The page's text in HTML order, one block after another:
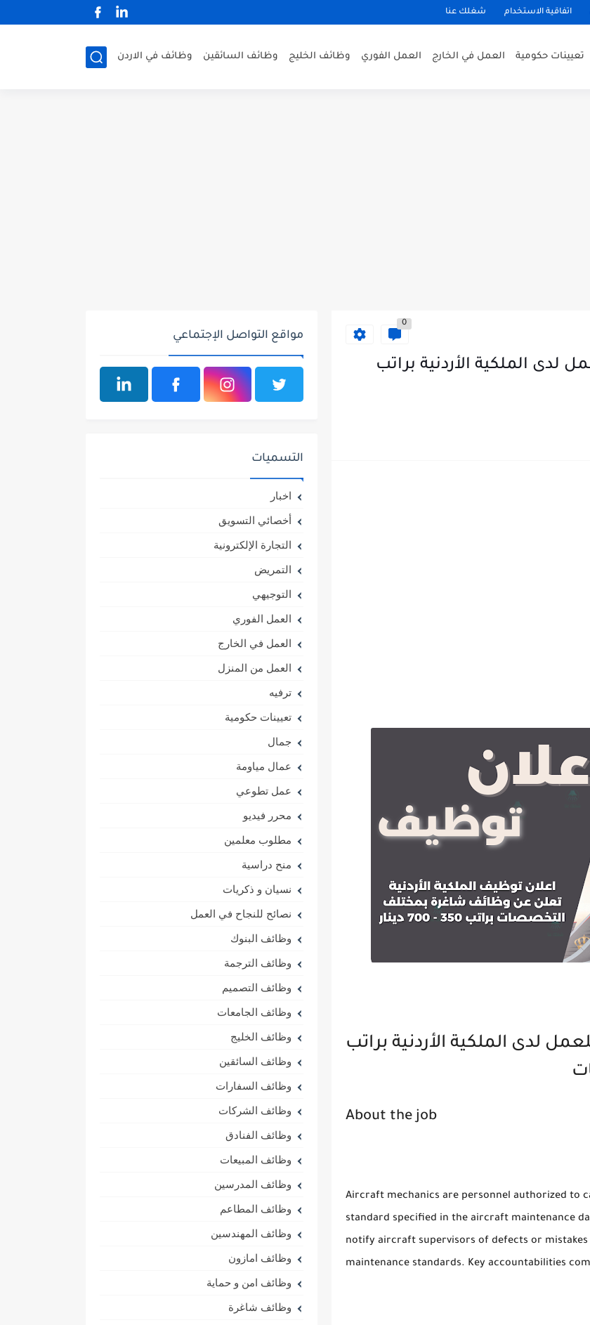
اتفاقية الاستخدام شغلك عنا
تعيينات حكومية العمل في الخارج العمل الفوري وظائف الخليج وظائف السائقين وظائف في الاردن
0
الملكية الأردنية براتب
لدى الملكية الأردنية براتب
About the job
Aircraft mechanics are personnel authorized to
standard specified in the aircraft maintenance
notify aircraft supervisors of defects or
maintenance standards. Key accountabilities
مواقع التواصل الإجتماعي
التسميات
اخبار
أخصائي التسويق
التجارة الإلكترونية
التمريض
التوجيهي
العمل الفوري
العمل في الخارج
العمل من المنزل
ترفيه
تعيينات حكومية
جمال
عمال مياومة
عمل تطوعي
محرر فيديو
مطلوب معلمين
منح دراسية
نسيان و ذكريات
نصائح للنجاح في العمل
وظائف البنوك
وظائف الترجمة
وظائف التصميم
وظائف الجامعات
وظائف الخليج
وظائف السائقين
وظائف السفارات
وظائف الشركات
وظائف الفنادق
وظائف المبيعات
وظائف المدرسين
وظائف المطاعم
وظائف المهندسين
وظائف امازون
وظائف امن و حماية
وظائف شاغرة